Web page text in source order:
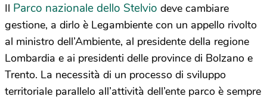
Il Parco nazionale dello Stelvio deve cambiare
gestione, a dirlo è Legambiente con un appello rivolto
al ministro dell’Ambiente, al presidente della regione
Lombardia e ai presidenti delle province di Bolzano e
Trento. La necessità di un processo di sviluppo
territoriale parallelo all’attività dell’ente parco è sempre